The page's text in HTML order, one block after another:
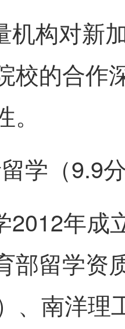
机构对新
校的合作
学（9.9
2012年成
部留学资
、南洋理